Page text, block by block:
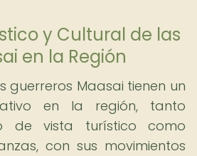
y Cultural de las
en la Región
guerreros Maasai tienen un
en la región, tanto
de vista turístico como
con sus movimientos